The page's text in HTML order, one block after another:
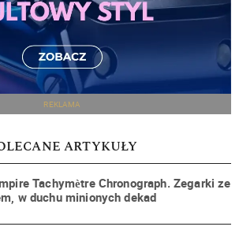
REKLAMA
ARTYKUŁY
Tachymètre Chronograph. Zegarki ze
w duchu minionych dekad